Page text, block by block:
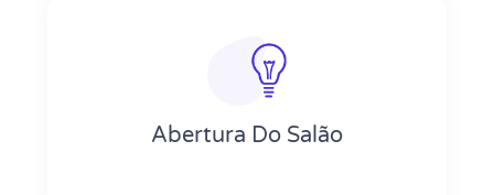
Abertura Do Salão